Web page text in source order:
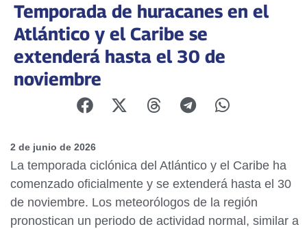
Temporada de huracanes en el
Atlántico y el Caribe se
extenderá hasta el 30 de
noviembre
2 de junio de 2026
La temporada ciclónica del Atlántico y el Caribe ha
comenzado oficialmente y se extenderá hasta el 30
de noviembre. Los meteorólogos de la región
pronostican un periodo de actividad normal, similar a